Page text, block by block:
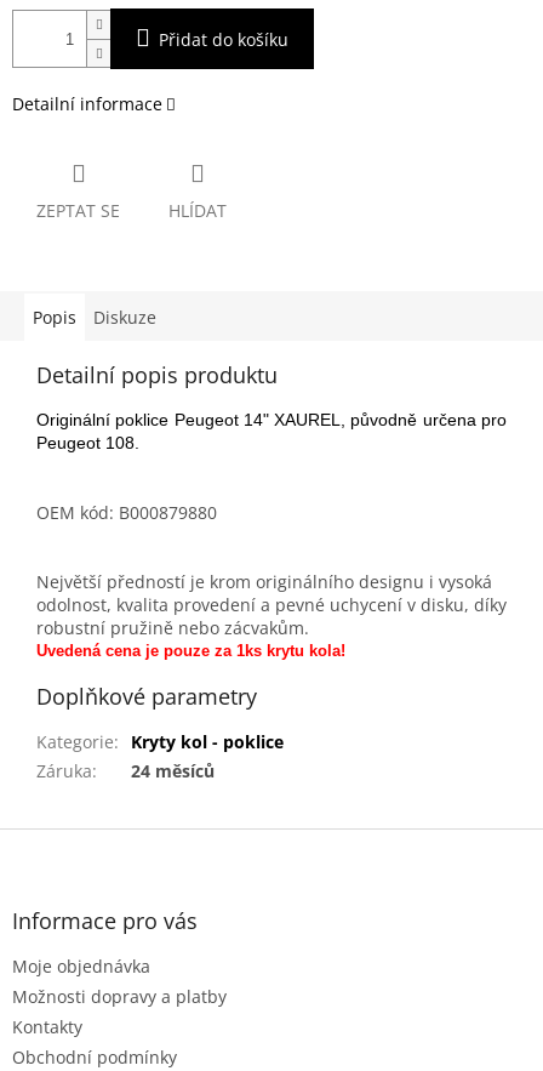
Přidat do košíku
Detailní informace
ZEPTAT SE HLÍDAT
Popis Diskuze
Detailní popis produktu
Originální poklice Peugeot 14" XAUREL, původně určena pro
Peugeot 108.
OEM kód: B000879880
Největší předností je krom originálního designu i vysoká
odolnost, kvalita provedení a pevné uchycení v disku, díky
robustní pružině nebo zácvakům.
Uvedená cena je pouze za 1ks krytu kola!
Doplňkové parametry
Kategorie:
Kryty kol - poklice
Záruka: 24 měsíců
Z
Informace pro vás
Moje objednávka
Možnosti dopravy a platby
Kontakty
Obchodní podmínky